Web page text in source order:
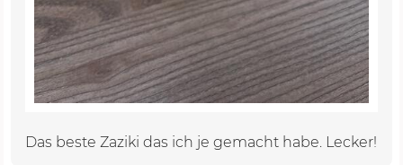
Das beste Zaziki das ich je gemacht habe. Lecker!